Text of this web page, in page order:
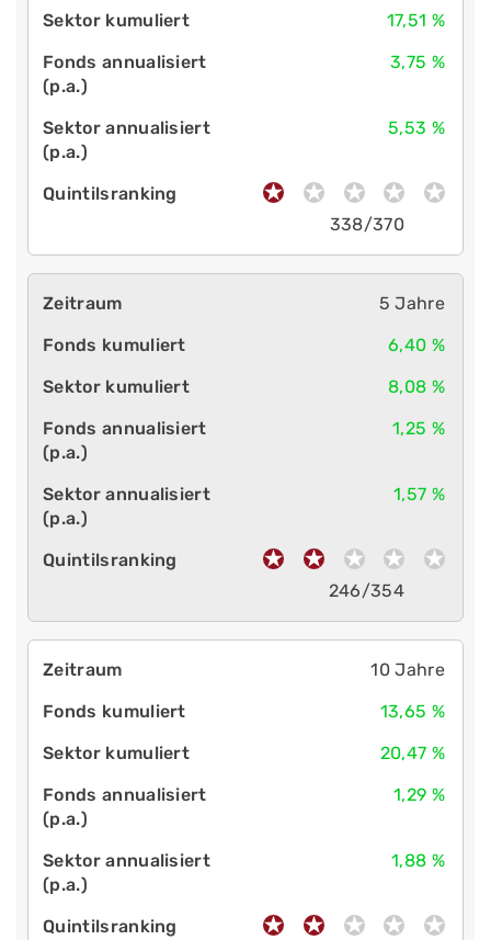
17,51 %
3,75 %
5,53 %
338/370
5 Jahre
6,40 %
8,08 %
1,25 %
1,57 %
246/354
10 Jahre
13,65 %
20,47 %
1,29 %
1,88 %